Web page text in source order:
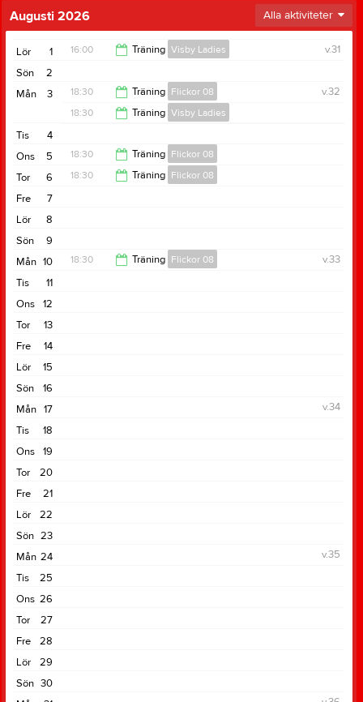
Augusti 2026 Alla aktiviteter
1
Lör v.31
16:00 Träning Visby Ladies
17:00
2
Sön
3
Mån v.32
18:30 Träning Flickor 08
18:30 Träning Visby Ladies
20:00
4
Tis
5
Ons 18:30 Träning Flickor 08
6
Tor 18:30 Träning Flickor 08
7
Fre
8
Lör
9
Sön
10
Mån v.33
18:30 Träning Flickor 08
11
Tis
12
Ons
13
Tor
14
Fre
15
Lör
16
Sön
17
Mån
v.34
18
Tis
19
Ons
20
Tor
21
Fre
22
Lör
23
Sön
24
Mån
v.35
25
Tis
26
Ons
27
Tor
28
Fre
29
Lör
30
Sön